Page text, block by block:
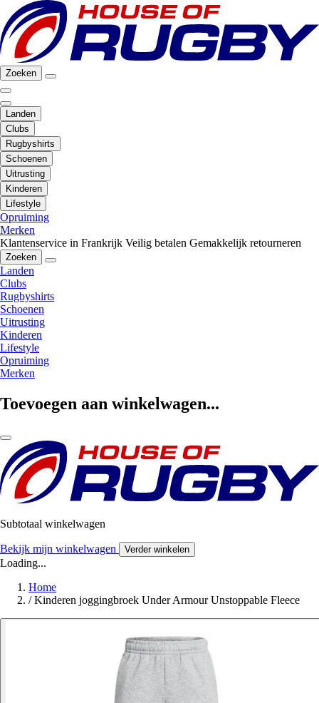
Zoeken
Landen
Clubs
Rugbyshirts
Schoenen
Uitrusting
Kinderen
Lifestyle
Opruiming
Merken
Klantenservice in Frankrijk Veilig betalen Gemakkelijk retourneren
Zoeken
Landen
Clubs
Rugbyshirts
Schoenen
Uitrusting
Kinderen
Lifestyle
Opruiming
Merken
Toevoegen aan winkelwagen...
Subtotaal winkelwagen
Bekijk mijn winkelwagen Verder winkelen
Loading...
Home
/ Kinderen joggingbroek Under Armour Unstoppable Fleece